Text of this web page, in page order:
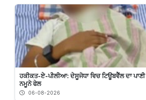
ਹਕੀਕਤ-ਏ-ਪੀਲੀਆ: ਦੇਸੂਜੋਧਾ ਵਿਚ ਟਿਊਬਵੈੱਲ ਦਾ
ਨਮੂਨੇ ਫੇਲ
06-08-2026